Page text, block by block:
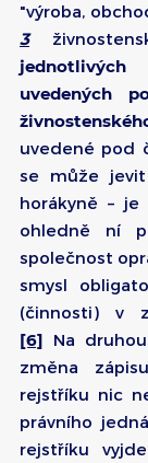
"výroba,
3
uvedených
uvedené pod
se může
horákyně –
ohledně ní
společnost
smysl
(činnosti) v
[6] Na
změna
rejstříku nic
právního
rejstříku